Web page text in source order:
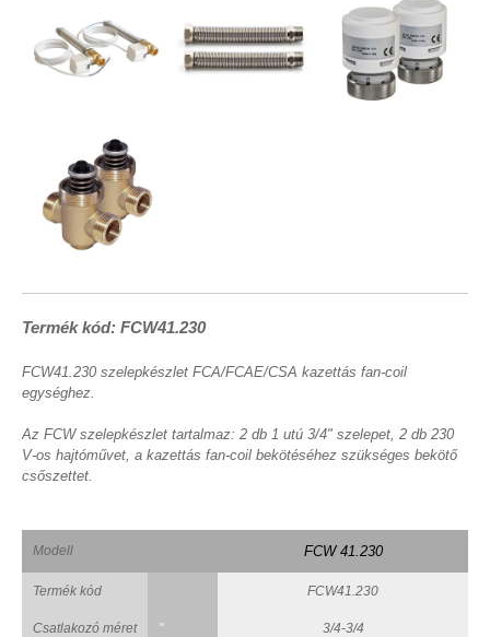
Termék kód: FCW41.230
FCW41.230 szelepkészlet FCA/FCAE/CSA kazettás fan-coil
egységhez.
Az FCW szelepkészlet tartalmaz: 2 db 1 utú 3/4" szelepet, 2 db 230
V-os hajtóművet, a kazettás fan-coil bekötéséhez szükséges bekötő
csőszettet.
Modell FCW 41.230
Termék kód FCW41.230
Csatlakozó méret " 3/4-3/4